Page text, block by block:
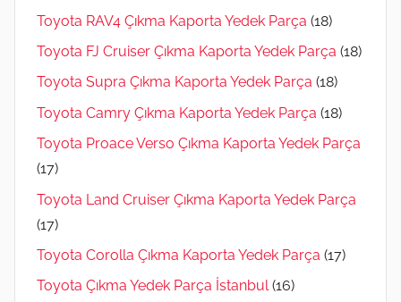
Toyota RAV4 Çıkma Kaporta Yedek Parça (18)
Toyota FJ Cruiser Çıkma Kaporta Yedek Parça (18)
Toyota Supra Çıkma Kaporta Yedek Parça (18)
Toyota Camry Çıkma Kaporta Yedek Parça (18)
Toyota Proace Verso Çıkma Kaporta Yedek Parça
(17)
Toyota Land Cruiser Çıkma Kaporta Yedek Parça
(17)
Toyota Corolla Çıkma Kaporta Yedek Parça (17)
Toyota Çıkma Yedek Parça İstanbul (16)